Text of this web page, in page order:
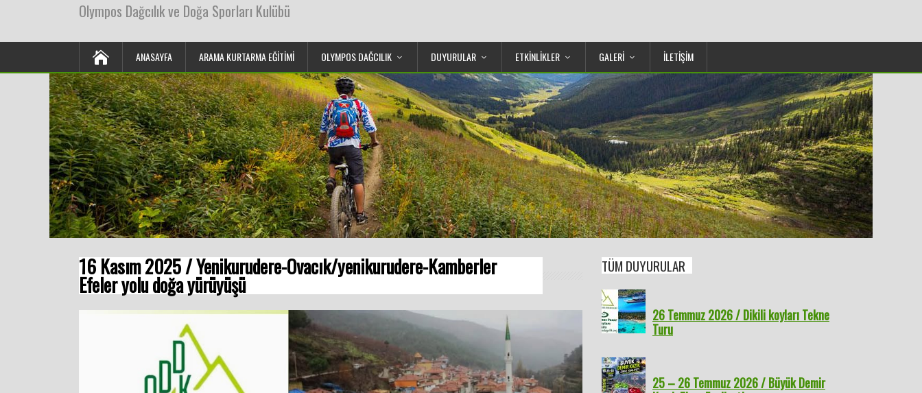
Olympos Dağcılık ve Doğa Sporları Kulübü
ANASAYFA ARAMA KURTARMA EĞITIMI OLYMPOS DAĞCILIK DUYURULAR ETKİNLİKLER GALERİ İLETİŞİM
16 Kasım 2025 / Yenikurudere-Ovacık/yenikurudere-Kamberler
Efeler yolu doğa yürüyüşü
TÜM DUYURULAR
26 Temmuz 2026 / Dikili koyları Tekne
Turu
25 – 26 Temmuz 2026 / Büyük Demir